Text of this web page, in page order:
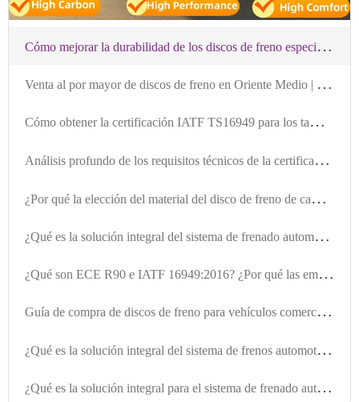
C
ómo mejorar la durabilidad de los discos de freno especiales para vehículos comerciales: Análisis del hierro gris de alta resistencia y la tecnología de tratamiento térmico - Laizhou Guanzuo Trading Co., Ltd.
V
enta al por mayor de discos de freno en Oriente Medio | Venta directa de fábrica, reduciendo los costes de adquisición.
C
ómo obtener la certificación IATF TS16949 para los tambores de freno de vehículos de pasajeros -莱州冠晫贸易有限公司
A
nálisis profundo de los requisitos técnicos de la certificación IATF TS16949 para el diseño y fabricación de discos de freno de camiones -莱州冠晫贸易有限公司
¿
Por qué la elección del material del disco de freno de camiones comerciales de alta calidad de Laizhou Guanzuo Trade Co., Ltd. determina el rendimiento de seguridad de frenado?
¿
Qué es la solución integral del sistema de frenado automotriz y cómo los compradores B2B deben entender su alcance y valor?
¿
Qué son ECE R90 e IATF 16949:2016? ¿Por qué las empresas exportadoras de sistemas de frenado automotrices deben prestarles atención?
G
uía de compra de discos de freno para vehículos comerciales de莱州冠晫贸易有限公司: Elegir productos de alto rendimiento con certificación E-MARK R90
¿
Qué es la solución integral del sistema de frenos automotrices: La capacidad de suministro integral desde discos de freno hasta kits de frenos
¿
Qué es la solución integral para el sistema de frenado automotriz: Desde el suministro de productos individuales hasta la entrega global de equipos